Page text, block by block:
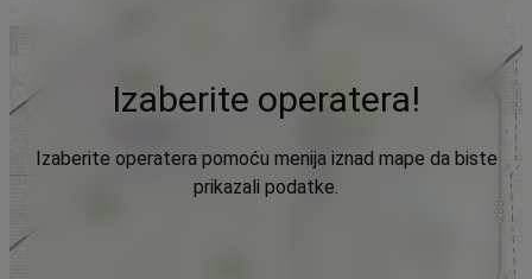
Izaberite operatera!
Izaberite operatera pomoću menija iznad mape da biste
prikazali podatke.